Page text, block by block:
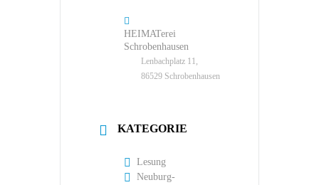
HEIMATerei
Schrobenhausen
Lenbachplatz 11,
86529 Schrobenhausen
KATEGORIE
Lesung
Neuburg-